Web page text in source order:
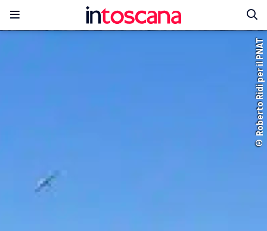
© Roberto Ridi per il PNAT